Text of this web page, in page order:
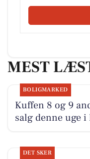
MEST
BOLIGMARKED
Kuffen 8 og 9
salg denne uge
DET SKER